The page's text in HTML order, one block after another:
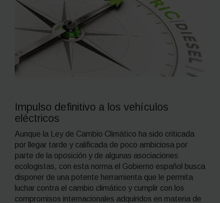
Impulso definitivo a los vehículos
eléctricos
Aunque la Ley de Cambio Climático ha sido criticada
por llegar tarde y calificada de poco ambiciosa por
parte de la oposición y de algunas asociaciones
ecologistas, con esta norma el Gobierno español busca
disponer de una potente herramienta que le permita
luchar contra el cambio climático y cumplir con los
compromisos internacionales adquiridos en materia de